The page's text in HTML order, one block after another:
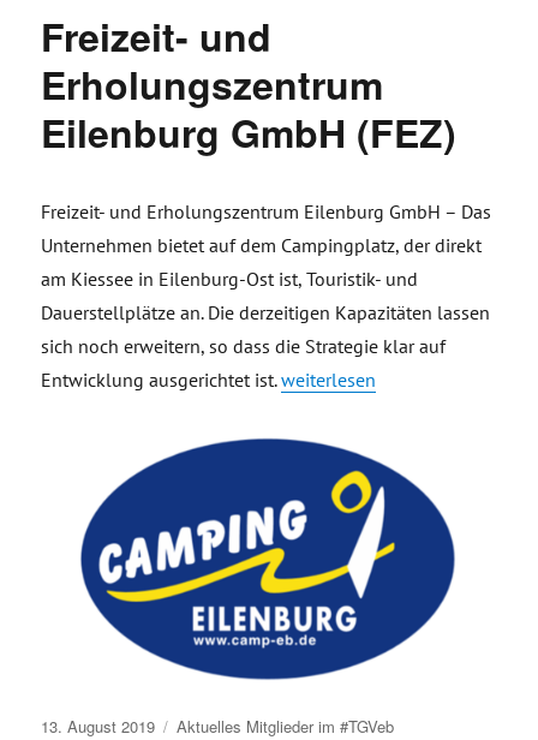
Freizeit- und
Erholungszentrum
Eilenburg GmbH (FEZ)
Freizeit- und Erholungszentrum Eilenburg GmbH – Das
Unternehmen bietet auf dem Campingplatz, der direkt
am Kiessee in Eilenburg-Ost ist, Touristik- und
Dauerstellplätze an. Die derzeitigen Kapazitäten lassen
sich noch erweitern, so dass die Strategie klar auf
Entwicklung ausgerichtet ist.„Freizeit- und
weiterlesen
Veröffentlicht
13. August 2019 Aktuelles Mitglieder im #TGVeb